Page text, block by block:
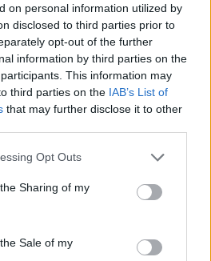
on personal information utilized by
disclosed to third parties prior to
opt-out of the further
information by third parties on the
This information may
third parties on the IAB’s List of
that may further disclose it to other
app uses one or more Google
usage behaviour. You may click to
and its third-party tags to
purposes in below Google
Opt Outs
Sharing of my
Sale of my
9.00 līdz 17.00
Numerologi
dzimšanas
brīvība ir īpaši